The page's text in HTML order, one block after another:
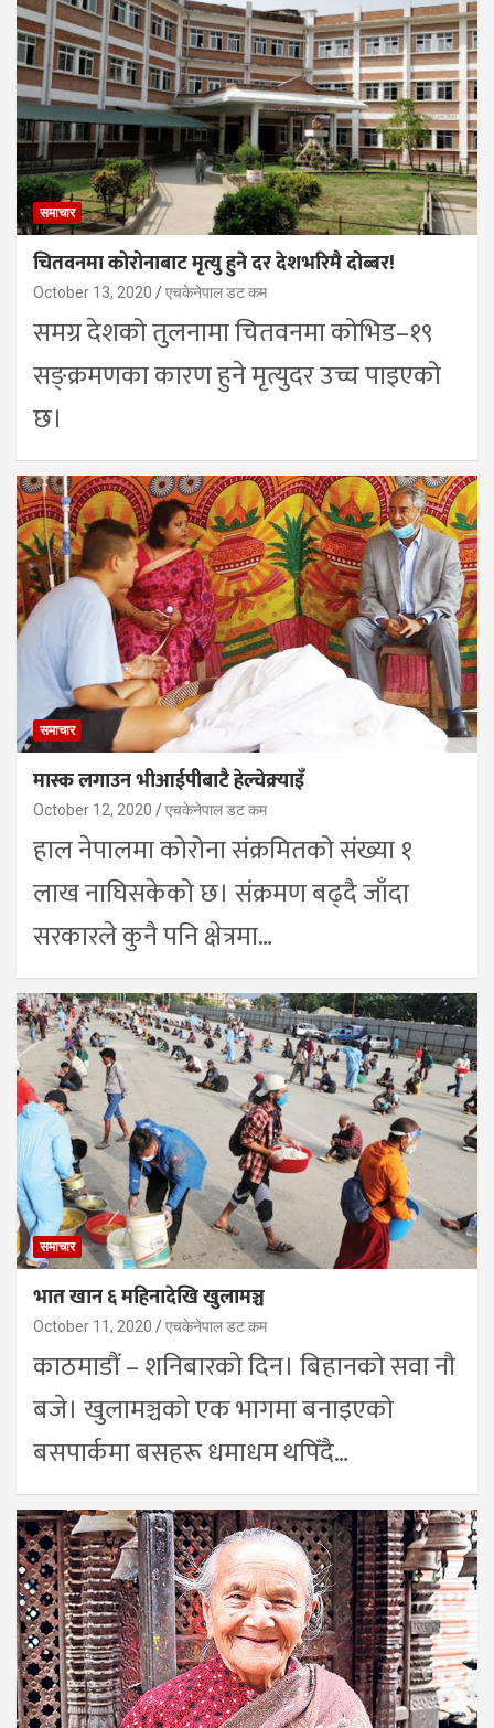
समाचार
चितवनमा कोरोनाबाट मृत्यु हुने दर देशभरिमै दोब्बर!
October 13, 2020 एचकेनेपाल डट कम
समग्र देशको तुलनामा चितवनमा कोभिड–१९
सङ्क्रमणका कारण हुने मृत्युदर उच्च पाइएको
छ।
समाचार
मास्क लगाउन भीआईपीबाटै हेल्चेक्र्याइँ
October 12, 2020 एचकेनेपाल डट कम
हाल नेपालमा कोरोना संक्रमितको संख्या १
लाख नाघिसकेको छ। संक्रमण बढ्दै जाँदा
सरकारले कुनै पनि क्षेत्रमा…
समाचार
भात खान ६ महिनादेखि खुलामञ्च
October 11, 2020 एचकेनेपाल डट कम
काठमाडौं – शनिबारको दिन। बिहानको सवा नौ
बजे। खुलामञ्चको एक भागमा बनाइएको
बसपार्कमा बसहरू धमाधम थपिँदै…